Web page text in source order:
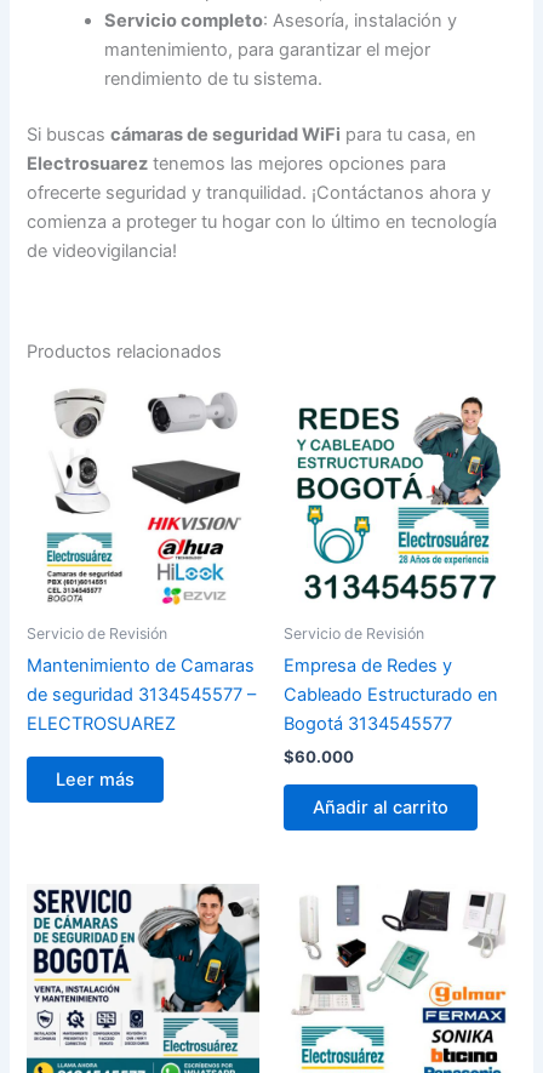
Servicio completo: Asesoría, instalación y
mantenimiento, para garantizar el mejor
rendimiento de tu sistema.
Si buscascámaras de seguridad WiFi para tu casa, en
Electrosuarez tenemos las mejores opciones para
ofrecerte seguridad y tranquilidad. ¡Contáctanos ahora y
comienza a proteger tu hogar con lo último en tecnología
de videovigilancia!
Productos relacionados
Servicio de Revisión
Mantenimiento de Camaras
de seguridad 3134545577 –
ELECTROSUAREZ
Leer más
Servicio de Revisión
Empresa de Redes y
Cableado Estructurado en
Bogotá 3134545577
$60.000
Añadir al carrito